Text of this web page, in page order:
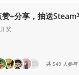
赞+分享，抽送Steam
奖
共 549 人参与